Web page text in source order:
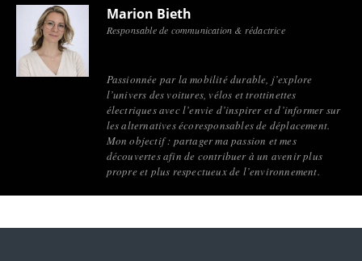
Marion Bieth
Responsable de communication & rédactrice
Passionnée par la mobilité durable, j’explore
l’univers des voitures, vélos et trottinettes
électriques avec l’envie d’inspirer et d’informer sur
les alternatives écoresponsables de déplacement.
Mon objectif : partager ma passion et mes
découvertes afin de contribuer à un avenir plus
propre et plus respectueux de l’environnement.